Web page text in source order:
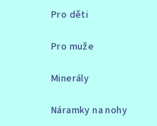
Pro děti
Pro muže
Minerály
Náramky na nohy